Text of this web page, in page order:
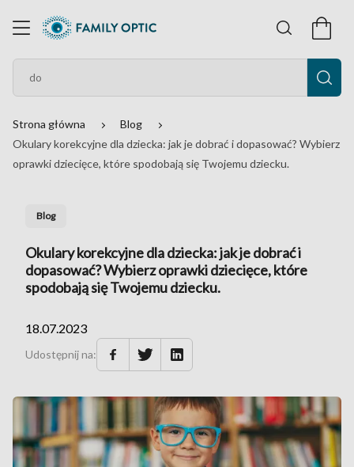
Strona główna
Blog
Okulary korekcyjne dla dziecka: jak je dobrać i dopasować? Wybierz
oprawki dziecięce, które spodobają się Twojemu dziecku.
Blog
Okulary korekcyjne dla dziecka: jak je dobrać i
dopasować? Wybierz oprawki dziecięce, które
spodobają się Twojemu dziecku.
18.07.2023
Udostępnij na: